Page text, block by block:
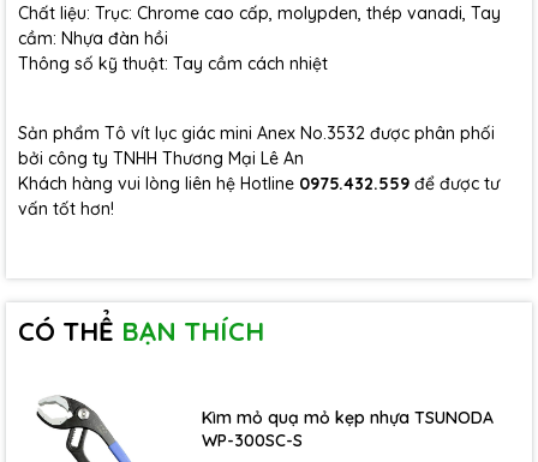
Chất liệu: Trục: Chrome cao cấp, molypden, thép vanadi, Tay
cầm: Nhựa đàn hồi
Thông số kỹ thuật: Tay cầm cách nhiệt
Sản phẩm Tô vít lục giác mini Anex No.3532 được phân phối
bởi công ty TNHH Thương Mại Lê An
Khách hàng vui lòng liên hệ Hotline 0975.432.559 để được tư
vấn tốt hơn!
CÓ THỂ BẠN THÍCH
Kìm mỏ quạ mỏ kẹp nhựa TSUNODA
WP-300SC-S